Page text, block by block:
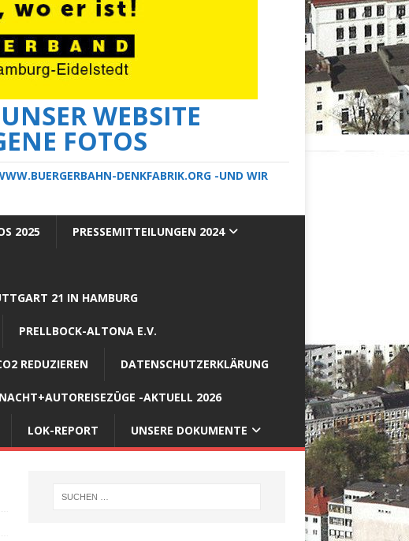
WEBSITE
FOTOS
DENKFABRIK.ORG -UND WIR
2025 PRESSEMITTEILUNGEN 2024
21 IN HAMBURG
PRELLBOCK-ALTONA E.V.
REDUZIEREN DATENSCHUTZERKLÄRUNG
NACHT+AUTOREISEZÜGE -AKTUELL 2026
LOK-REPORT UNSERE DOKUMENTE